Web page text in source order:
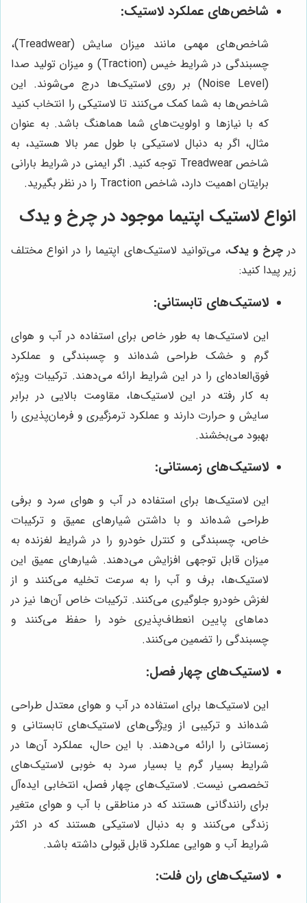
شاخص‌های عملکرد لاستیک:
شاخص‌های مهمی مانند میزان سایش (Treadwear)،
چسبندگی در شرایط خیس (Traction) و میزان تولید صدا
(Noise Level) بر روی لاستیک‌ها درج می‌شوند. این
شاخص‌ها به شما کمک می‌کنند تا لاستیکی را انتخاب کنید
که با نیازها و اولویت‌های شما هماهنگ باشد. به عنوان
مثال، اگر به دنبال لاستیکی با طول عمر بالا هستید، به
شاخص Treadwear توجه کنید. اگر ایمنی در شرایط بارانی
برایتان اهمیت دارد، شاخص Traction را در نظر بگیرید.
انواع لاستیک اپتیما موجود در چرخ و یدک
درچرخ و یدک، می‌توانید لاستیک‌های اپتیما را در انواع مختلف
زیر پیدا کنید:
لاستیک‌های تابستانی:
این لاستیک‌ها به طور خاص برای استفاده در آب و هوای
گرم و خشک طراحی شده‌اند و چسبندگی و عملکرد
فوق‌العاده‌ای را در این شرایط ارائه می‌دهند. ترکیبات ویژه
به کار رفته در این لاستیک‌ها، مقاومت بالایی در برابر
سایش و حرارت دارند و عملکرد ترمزگیری و فرمان‌پذیری را
بهبود می‌بخشند.
لاستیک‌های زمستانی:
این لاستیک‌ها برای استفاده در آب و هوای سرد و برفی
طراحی شده‌اند و با داشتن شیارهای عمیق و ترکیبات
خاص، چسبندگی و کنترل خودرو را در شرایط لغزنده به
میزان قابل توجهی افزایش می‌دهند. شیارهای عمیق این
لاستیک‌ها، برف و آب را به سرعت تخلیه می‌کنند و از
لغزش خودرو جلوگیری می‌کنند. ترکیبات خاص آن‌ها نیز در
دماهای پایین انعطاف‌پذیری خود را حفظ می‌کنند و
چسبندگی را تضمین می‌کنند.
لاستیک‌های چهار فصل:
این لاستیک‌ها برای استفاده در آب و هوای معتدل طراحی
شده‌اند و ترکیبی از ویژگی‌های لاستیک‌های تابستانی و
زمستانی را ارائه می‌دهند. با این حال، عملکرد آن‌ها در
شرایط بسیار گرم یا بسیار سرد به خوبی لاستیک‌های
تخصصی نیست. لاستیک‌های چهار فصل، انتخابی ایده‌آل
برای رانندگانی هستند که در مناطقی با آب و هوای متغیر
زندگی می‌کنند و به دنبال لاستیکی هستند که در اکثر
شرایط آب و هوایی عملکرد قابل قبولی داشته باشد.
لاستیک‌های ران فلت: